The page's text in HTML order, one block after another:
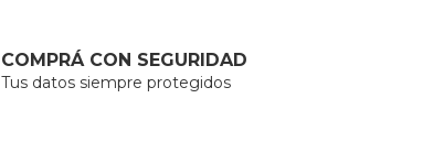
COMPRÁ CON SEGURIDAD
Tus datos siempre protegidos